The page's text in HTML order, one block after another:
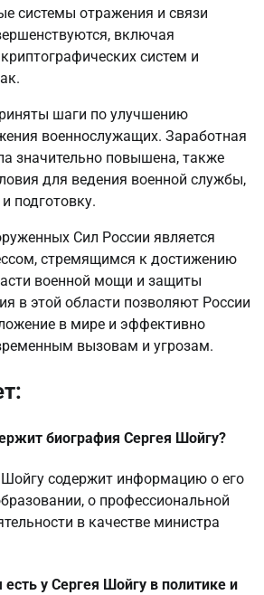
системы отражения и связи
включая
систем и
шаги по улучшению
военнослужащих. Заработная
значительно повышена, также
для ведения военной службы,
подготовку.
Сил России является
стремящимся к достижению
военной мощи и защиты
в этой области позволяют России
в мире и эффективно
вызовам и угрозам.
биография Сергея Шойгу?
содержит информацию о его
о профессиональной
в качестве министра
у Сергея Шойгу в политике и